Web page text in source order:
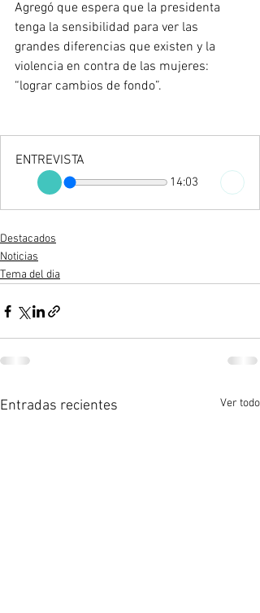
Agregó que espera que la presidenta
tenga la sensibilidad para ver las
grandes diferencias que existen y la
violencia en contra de las mujeres:
“lograr cambios de fondo”.
ENTREVISTA
14:03
Destacados
Noticias
Tema del dia
Entradas recientes Ver todo